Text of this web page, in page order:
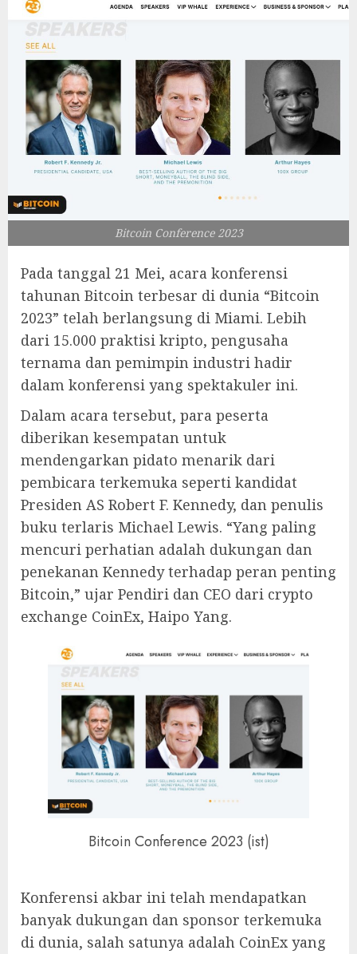
Bitcoin Conference 2023
Pada tanggal 21 Mei, acara konferensi
tahunan Bitcoin terbesar di dunia “Bitcoin
2023” telah berlangsung di Miami. Lebih
dari 15.000 praktisi kripto, pengusaha
ternama dan pemimpin industri hadir
dalam konferensi yang spektakuler ini.
Dalam acara tersebut, para peserta
diberikan kesempatan untuk
mendengarkan pidato menarik dari
pembicara terkemuka seperti kandidat
Presiden AS Robert F. Kennedy, dan penulis
buku terlaris Michael Lewis. “Yang paling
mencuri perhatian adalah dukungan dan
penekanan Kennedy terhadap peran penting
Bitcoin,” ujar Pendiri dan CEO dari crypto
exchange CoinEx, Haipo Yang.
Bitcoin Conference 2023 (ist)
Konferensi akbar ini telah mendapatkan
banyak dukungan dan sponsor terkemuka
di dunia, salah satunya adalah CoinEx yang